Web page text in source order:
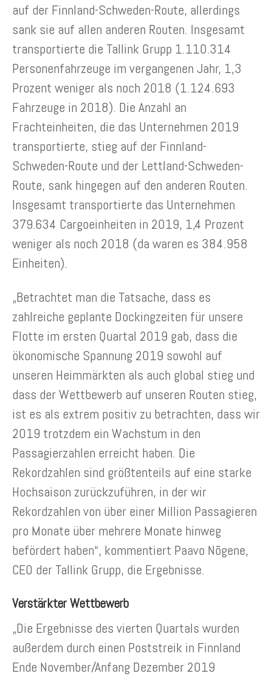
auf der Finnland-Schweden-Route, allerdings
sank sie auf allen anderen Routen. Insgesamt
transportierte die Tallink Grupp 1.110.314
Personenfahrzeuge im vergangenen Jahr, 1,3
Prozent weniger als noch 2018 (1.124.693
Fahrzeuge in 2018). Die Anzahl an
Frachteinheiten, die das Unternehmen 2019
transportierte, stieg auf der Finnland-
Schweden-Route und der Lettland-Schweden-
Route, sank hingegen auf den anderen Routen.
Insgesamt transportierte das Unternehmen
379.634 Cargoeinheiten in 2019, 1,4 Prozent
weniger als noch 2018 (da waren es 384.958
Einheiten).
„Betrachtet man die Tatsache, dass es
zahlreiche geplante Dockingzeiten für unsere
Flotte im ersten Quartal 2019 gab, dass die
ökonomische Spannung 2019 sowohl auf
unseren Heimmärkten als auch global stieg und
dass der Wettbewerb auf unseren Routen stieg,
ist es als extrem positiv zu betrachten, dass wir
2019 trotzdem ein Wachstum in den
Passagierzahlen erreicht haben. Die
Rekordzahlen sind größtenteils auf eine starke
Hochsaison zurückzuführen, in der wir
Rekordzahlen von über einer Million Passagieren
pro Monate über mehrere Monate hinweg
befördert haben“, kommentiert Paavo Nõgene,
CEO der Tallink Grupp, die Ergebnisse.
Verstärkter Wettbewerb
„Die Ergebnisse des vierten Quartals wurden
außerdem durch einen Poststreik in Finnland
Ende November/Anfang Dezember 2019